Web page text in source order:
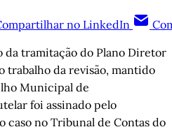
no LinkedIn
da tramitação do Plano Diretor
trabalho da revisão, mantido
Municipal de
foi assinado pelo
caso no Tribunal de Contas do